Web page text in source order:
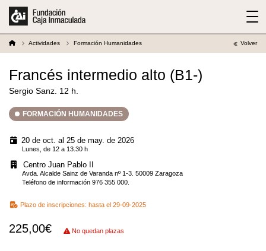
Actividades Formación Humanidades Volver
Francés intermedio alto (B1-)
Sergio Sanz. 12 h.
FORMACIÓN HUMANIDADES
20 de oct. al 25 de may. de 2026
Lunes, de 12 a 13.30 h
Centro Juan Pablo II
Avda. Alcalde Sainz de Varanda nº 1-3. 50009 Zaragoza
Teléfono de información 976 355 000.
Plazo de inscripciones: hasta el 29-09-2025
225,00€ No quedan plazas